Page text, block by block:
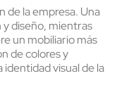
de la empresa. Una
diseño, mientras
un mobiliario más
de colores y
visual de la